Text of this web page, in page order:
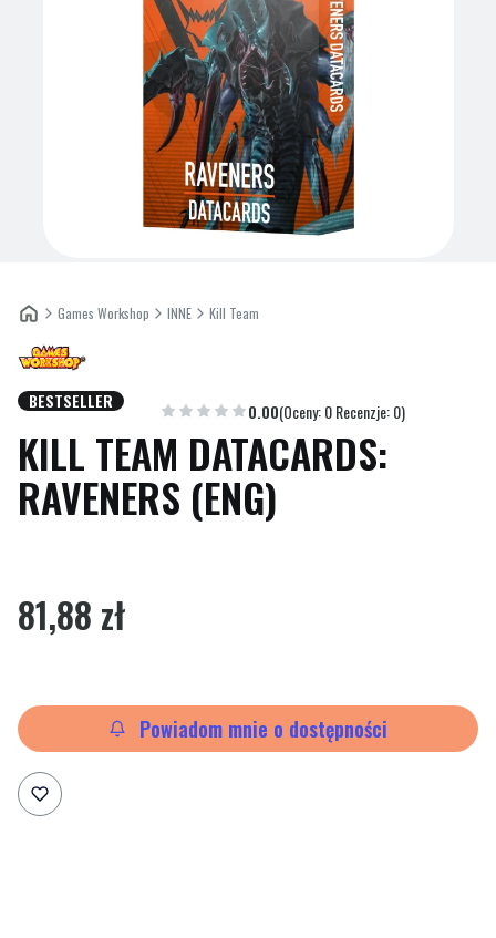
Games Workshop INNE Kill Team
Etykiety
BESTSELLER 0.00(Oceny: 0 Recenzje: 0)
KILL TEAM DATACARDS:
RAVENERS (ENG)
Cena
81,88 zł
Powiadom mnie o dostępności